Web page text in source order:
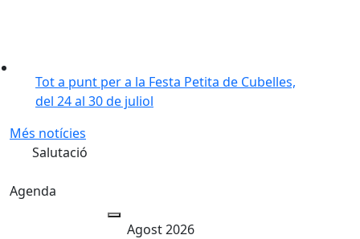
Tot a punt per a la Festa Petita de Cubelles,
del 24 al 30 de juliol
Més notícies
Salutació
Agenda
Agost 2026